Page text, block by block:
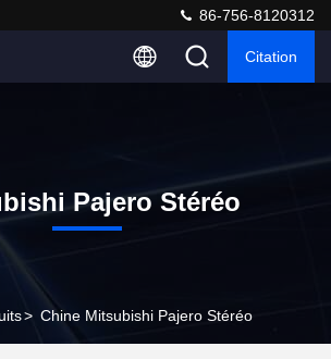
86-756-8120312
Citation
Pajero Stéréo
> Chine Mitsubishi Pajero Stéréo